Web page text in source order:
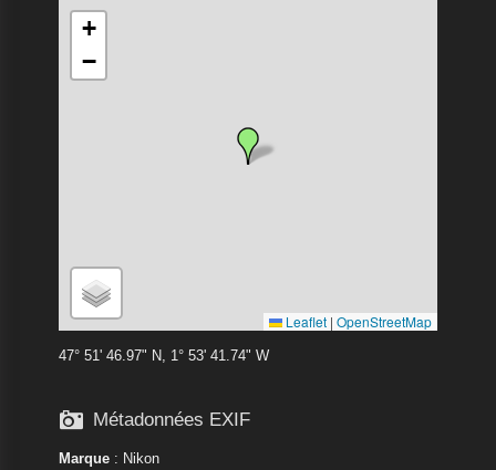
+
−
Leaflet | OpenStreetMap
47° 51' 46.97" N, 1° 53' 41.74" W
 Métadonnées EXIF
Marque: Nikon